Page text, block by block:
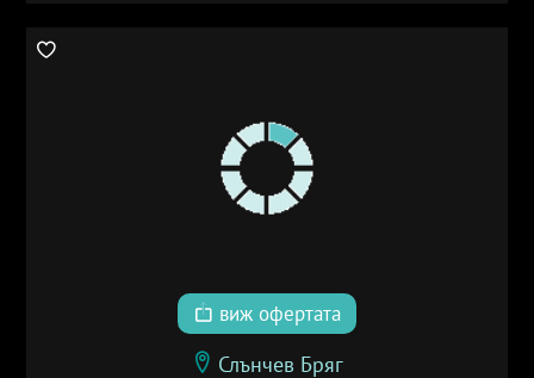
виж офертата
Слънчев Бряг